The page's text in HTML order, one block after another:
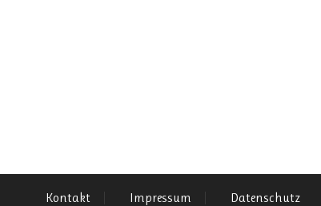
Kontakt Impressum Datenschutz